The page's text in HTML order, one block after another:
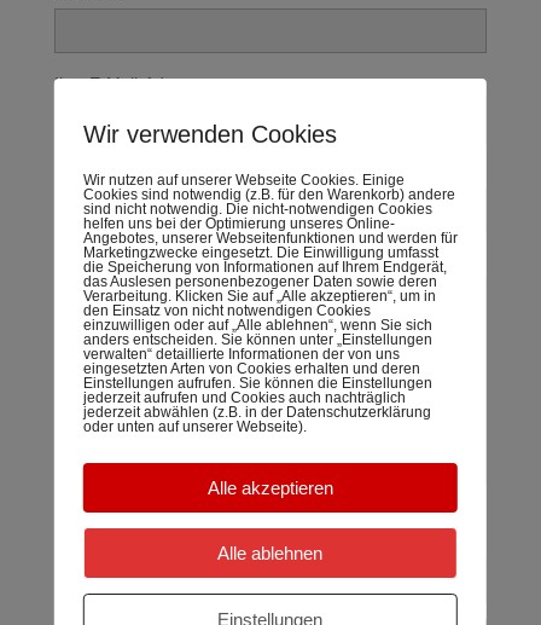
Ihre E-Mail-Adresse
Betreff
Ihre Nachricht (optional)
Spamschutz: Wieviel ist elf minus zwei? (Bitte Zahl
Wir verwenden Cookies
Wir nutzen auf unserer Webseite Cookies. Einige
Cookies sind notwendig (z.B. für den Warenkorb) andere
sind nicht notwendig. Die nicht-notwendigen Cookies
helfen uns bei der Optimierung unseres Online-
Angebotes, unserer Webseitenfunktionen und werden für
Marketingzwecke eingesetzt. Die Einwilligung umfasst
die Speicherung von Informationen auf Ihrem Endgerät,
das Auslesen personenbezogener Daten sowie deren
Verarbeitung. Klicken Sie auf „Alle akzeptieren“, um in
den Einsatz von nicht notwendigen Cookies
einzuwilligen oder auf „Alle ablehnen“, wenn Sie sich
anders entscheiden. Sie können unter „Einstellungen
verwalten“ detaillierte Informationen der von uns
eingesetzten Arten von Cookies erhalten und deren
Einstellungen aufrufen. Sie können die Einstellungen
jederzeit aufrufen und Cookies auch nachträglich
jederzeit abwählen (z.B. in der Datenschutzerklärung
oder unten auf unserer Webseite).
Alle akzeptieren
Alle ablehnen
Einstellungen